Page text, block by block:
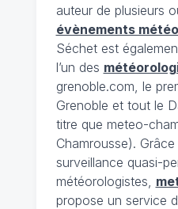
auteur de plusieurs
évènements météo
Séchet est
l’un des
grenoble.com, le
Grenoble et tout le
titre que meteo-
Chamrousse).
surveillance quasi-
météorologistes,
propose un service